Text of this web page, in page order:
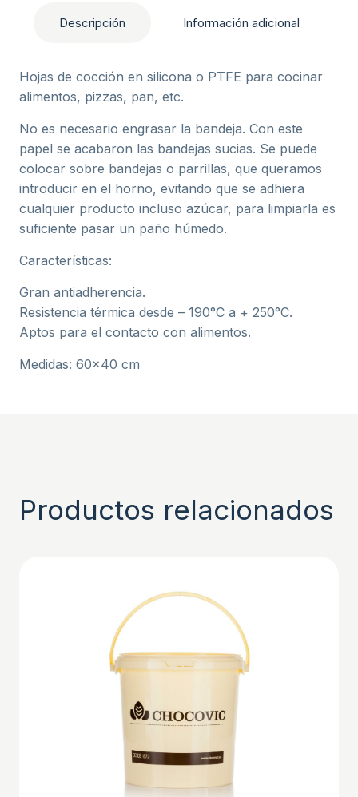
Descripción Información adicional
Hojas de cocción en silicona o PTFE para cocinar
alimentos, pizzas, pan, etc.
No es necesario engrasar la bandeja. Con este
papel se acabaron las bandejas sucias. Se puede
colocar sobre bandejas o parrillas, que queramos
introducir en el horno, evitando que se adhiera
cualquier producto incluso azúcar, para limpiarla es
suficiente pasar un paño húmedo.
Características:
Gran antiadherencia.
Resistencia térmica desde – 190°C a + 250°C.
Aptos para el contacto con alimentos.
Medidas: 60×40 cm
Productos relacionados